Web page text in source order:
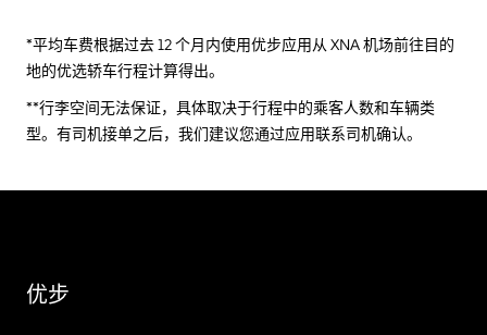
*平均车费根据过去 12 个月内使用优步应用从 XNA 机场前往目的
地的优选轿车行程计算得出。
**行李空间无法保证，具体取决于行程中的乘客人数和车辆类
型。有司机接单之后，我们建议您通过应用联系司机确认。
优步